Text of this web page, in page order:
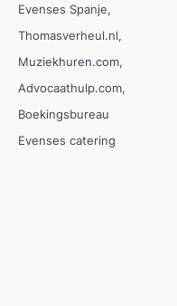
Evenses Spanje
Thomasverheul.nl
Muziekhuren.com
Advocaathulp.com
Boekingsbureau
Evenses catering